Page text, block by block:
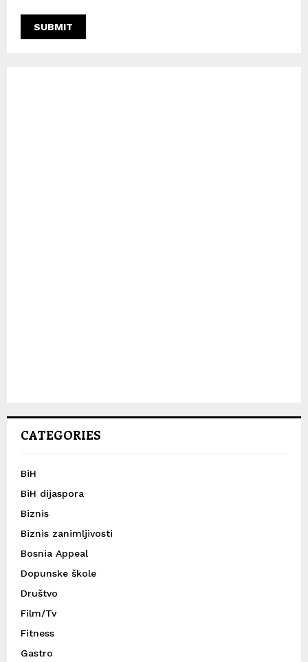
CATEGORIES
BiH
BiH dijaspora
Biznis
Biznis zanimljivosti
Bosnia Appeal
Dopunske škole
Društvo
Film/Tv
Fitness
Gastro